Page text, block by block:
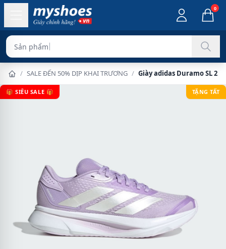
0
Sản phẩm chính hãn
/ SALE ĐẾN 50% DỊP KHAI TRƯƠNG / Giày adidas Duramo SL 2
🎁 SIÊU SALE 🎁 TẶNG TẤT